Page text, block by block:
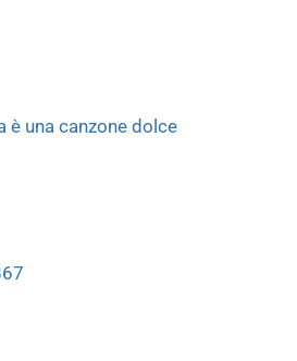
è una canzone dolce